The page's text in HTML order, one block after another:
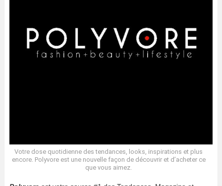
Votre dose quotidienne des tendances, looks, inspirations et plus
encore. Polyvore est une nouvelle façon de découvrir et d’acheter ce
que vous aimez.